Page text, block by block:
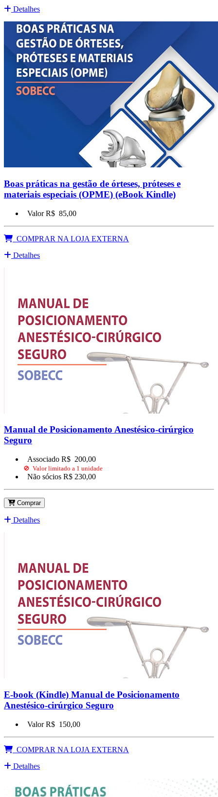
Detalhes
Boas práticas na gestão de órteses, próteses e
materiais especiais (OPME) (eBook Kindle)
Valor R$ 85,00
COMPRAR NA LOJA EXTERNA
Detalhes
Manual de Posicionamento Anestésico-cirúrgico
Seguro
Associado R$ 200,00
🚫 Valor limitado a 1 unidade
Não sócios R$ 230,00
Comprar
Detalhes
E-book (Kindle) Manual de Posicionamento
Anestésico-cirúrgico Seguro
Valor R$ 150,00
COMPRAR NA LOJA EXTERNA
Detalhes